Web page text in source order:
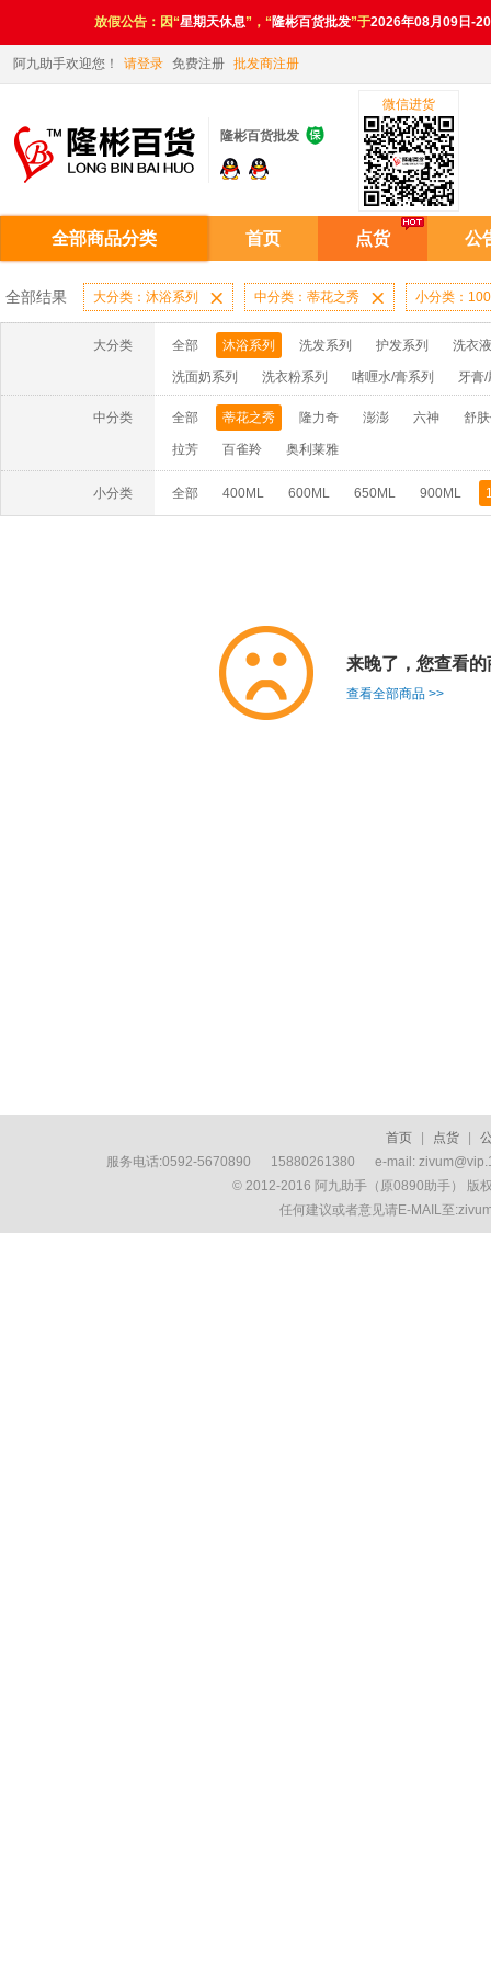
放假公告：因“星期天休息”，“隆彬百货批发”于2026年08月09日-
阿九助手欢迎您！ 请登录 免费注册 批发商注册
隆彬百货批发 
微信进货
全部商品分类 首页 点货 公
全部结果 大分类：沐浴系列  中分类：蒂花之秀  小分类：
大分类 全部 沐浴系列 洗发系列 护发系列 洗衣
洗面奶系列 洗衣粉系列 啫喱水/膏系列 牙膏
洗洁精系列 漂水/洁衣系列 电池系列 扑克系
妙洁系列 消毒液系列
中分类 全部 蒂花之秀 隆力奇 澎澎 六神 舒
拉芳 百雀羚 奥利莱雅
小分类 全部 400ML 600ML 650ML 900ML
来晚了，您查看
查看全部商品 >>
首页 点货
服务电话:0592-5670890 15880261380 e-mail:
© 2012-2016 阿九助手（原0890助手） 版
任何建议或者意见请E-MAIL至